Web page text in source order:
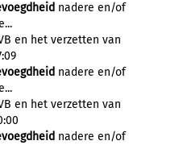
nadere en/of
en het verzetten van
nadere en/of
en het verzetten van
nadere en/of